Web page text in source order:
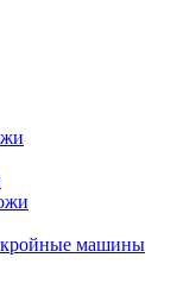
машины